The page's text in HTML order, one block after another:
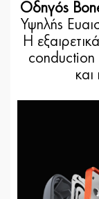
Οδηγός
Υψηλής
Η
conduction